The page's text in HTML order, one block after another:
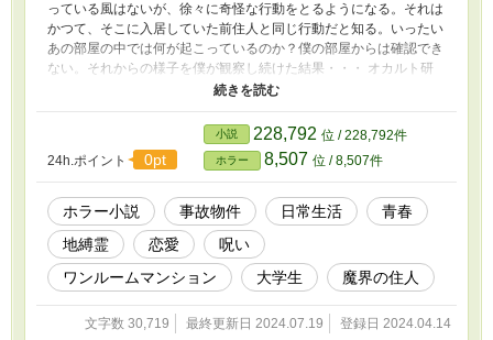
っている風はないが、徐々に奇怪な行動をとるようになる。それは
かつて、そこに入居していた前住人と同じ行動だと知る。いったい
あの部屋の中では何が起こっているのか？僕の部屋からは確認でき
ない。それからの様子を僕が観察し続けた結果・・・ オカルト研
究会のメンバーの力も借り、僕は彼を救う方法を考えるのだ
が・・・
24h.ポイント 0pt
小説 228,792 位 / 228,792件
ホラー 8,507 位 / 8,507件
ホラー小説 事故物件 日常生活
青春
地縛霊
恋愛
呪い
ワンルームマンション
大学生 魔界の住人
文字数 30,719 最終更新日 2024.07.19 登録日 2024.04.14